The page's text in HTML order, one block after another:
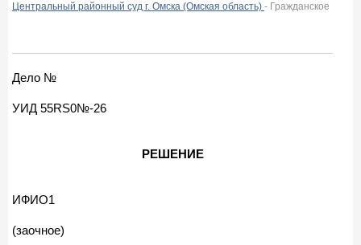
Центральный районный суд г. Омска (Омская область) - Гражданское
Дело №
УИД 55RS0№-26
РЕШЕНИЕ
ИФИО1
(заочное)